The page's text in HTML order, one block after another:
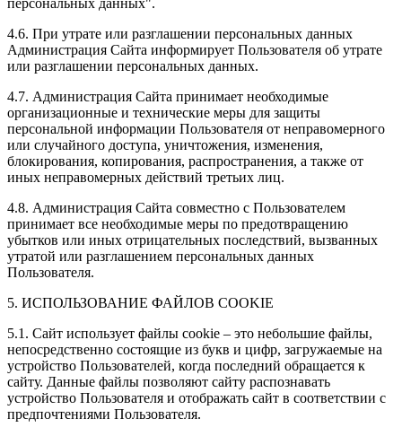
персональных данных".
4.6. При утрате или разглашении персональных данных
Администрация Сайта информирует Пользователя об утрате
или разглашении персональных данных.
4.7. Администрация Сайта принимает необходимые
организационные и технические меры для защиты
персональной информации Пользователя от неправомерного
или случайного доступа, уничтожения, изменения,
блокирования, копирования, распространения, а также от
иных неправомерных действий третьих лиц.
4.8. Администрация Сайта совместно с Пользователем
принимает все необходимые меры по предотвращению
убытков или иных отрицательных последствий, вызванных
утратой или разглашением персональных данных
Пользователя.
5. ИСПОЛЬЗОВАНИЕ ФАЙЛОВ COOKIE
5.1. Сайт использует файлы cookie – это небольшие файлы,
непосредственно состоящие из букв и цифр, загружаемые на
устройство Пользователей, когда последний обращается к
сайту. Данные файлы позволяют сайту распознавать
устройство Пользователя и отображать сайт в соответствии с
предпочтениями Пользователя.